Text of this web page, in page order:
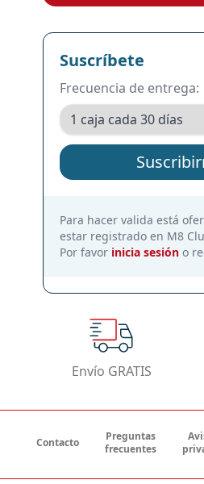
Suscríbete
Frecuencia de entrega:
Para hacer valida está
estar registrado en M8
Por favor inicia sesióno
Envío GRATIS
Contacto
Preguntas
frecuentes